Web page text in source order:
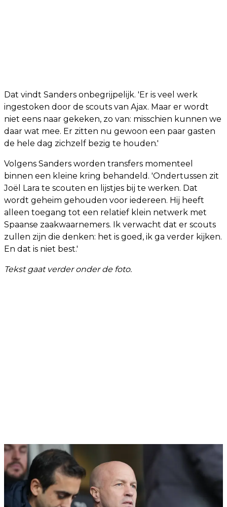
Dat vindt Sanders onbegrijpelijk. 'Er is veel werk
ingestoken door de scouts van Ajax. Maar er wordt
niet eens naar gekeken, zo van: misschien kunnen we
daar wat mee. Er zitten nu gewoon een paar gasten
de hele dag zichzelf bezig te houden.'
Volgens Sanders worden transfers momenteel
binnen een kleine kring behandeld. 'Ondertussen zit
Joël Lara te scouten en lijstjes bij te werken. Dat
wordt geheim gehouden voor iedereen. Hij heeft
alleen toegang tot een relatief klein netwerk met
Spaanse zaakwaarnemers. Ik verwacht dat er scouts
zullen zijn die denken: het is goed, ik ga verder kijken.
En dat is niet best.'
Tekst gaat verder onder de foto.